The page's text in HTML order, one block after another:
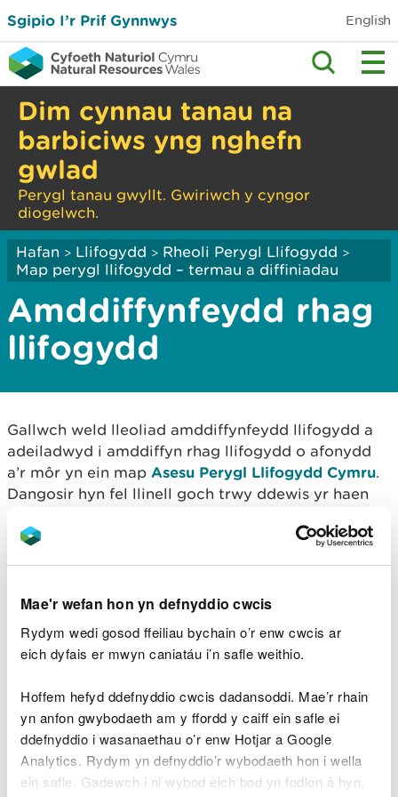
Mae'r wefan hon yn defnyddio cwcis
Rydym wedi gosod ffeiliau bychain o’r enw cwcis ar
eich dyfais er mwyn caniatáu i’n safle weithio.
Hoffem hefyd ddefnyddio cwcis dadansoddi. Mae’r rhain
yn anfon gwybodaeth am y ffordd y caiff ein safle ei
ddefnyddio i wasanaethau o’r enw Hotjar a Google
Analytics. Rydym yn defnyddio’r wybodaeth hon i wella
ein safle. Gadewch i ni wybod eich bod yn fodlon â hyn.
Sgipio I’r Prif Gynnwys English
Dim cynnau tanau na
barbiciws yng nghefn
gwlad
Perygl tanau gwyllt. Gwiriwch y cyngor
diogelwch.
Hafan > Llifogydd > Rheoli Perygl Llifogydd >
Map perygl llifogydd – termau a diffiniadau
Amddiffynfeydd rhag
llifogydd
Gallwch weld lleoliad amddiffynfeydd llifogydd a
adeiladwyd i amddiffyn rhag llifogydd o afonydd
a’r môr yn ein map Asesu Perygl Llifogydd Cymru.
Dangosir hyn fel llinell goch trwy ddewis yr haen
gan y gallant orlifo neu fethu.
Mae gan yr amddiffynfeydd hyn lefelau gwahanol o
amddiffyn, a ddangosir yn haenArdaloedd sy'n
Adlewyrchir y diogelwch yn ardaloedd risg Uchel,
Canolig, ac Isel ar ein map.
Ychwanegwn niamddiffynfeydd rhag llifogyddac
ardaloedd sy'n elwa o amddiffynfeydd rhag